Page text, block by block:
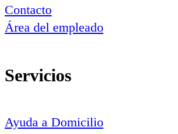
Contacto
Área del empleado
Servicios
Ayuda a Domicilio